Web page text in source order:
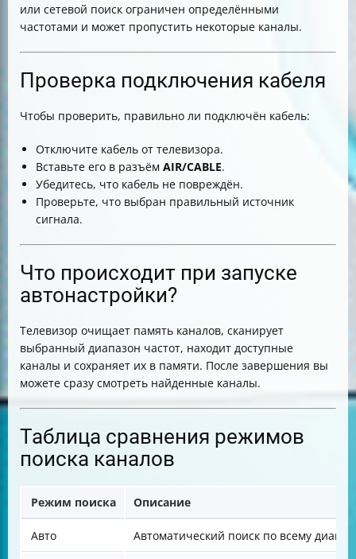
или сетевой поиск ограничен определёнными
частотами и может пропустить некоторые каналы.
Проверка подключения кабеля
Чтобы проверить, правильно ли подключён кабель:
Отключите кабель от телевизора.
Вставьте его в разъём AIR/CABLE.
Убедитесь, что кабель не повреждён.
Проверьте, что выбран правильный источник
сигнала.
Что происходит при запуске
автонастройки?
Телевизор очищает память каналов, сканирует
выбранный диапазон частот, находит доступные
каналы и сохраняет их в памяти. После завершения вы
можете сразу смотреть найденные каналы.
Таблица сравнения режимов
поиска каналов
Режим поиска Описание
Авто Автоматический поиск по всему